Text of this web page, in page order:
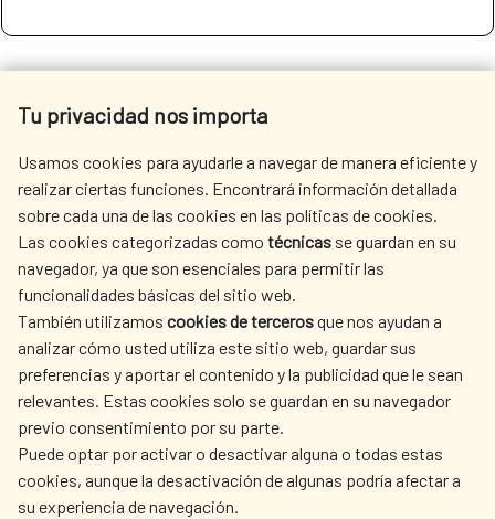
SEE MORE SITES OF INTEREST
SEDE ELECTRÓNICA
Fecha de modificación de la página: 15/06/2026
Tu privacidad nos importa
Usamos cookies para ayudarle a navegar de manera eficiente y
realizar ciertas funciones. Encontrará información detallada
sobre cada una de las cookies en las políticas de cookies.
Las cookies categorizadas como técnicas se guardan en su
navegador, ya que son esenciales para permitir las
funcionalidades básicas del sitio web.
También utilizamos cookies de tercerosque nos ayudan a
analizar cómo usted utiliza este sitio web, guardar sus
preferencias y aportar el contenido y la publicidad que le sean
relevantes. Estas cookies solo se guardan en su navegador
previo consentimiento por su parte.
Puede optar por activar o desactivar alguna o todas estas
cookies, aunque la desactivación de algunas podría afectar a
su experiencia de navegación.